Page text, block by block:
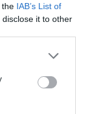
the IAB’s List of
it to other
teszt meg sem
a válaszod,